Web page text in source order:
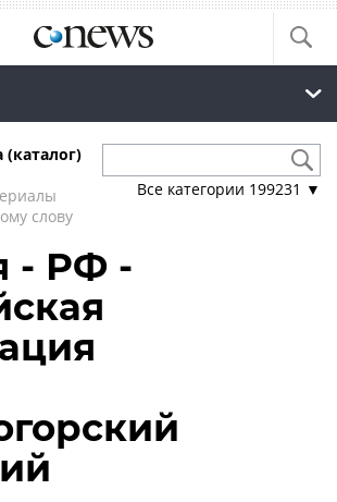
(каталог)
слову
Все категории 199231 ▼
- РФ -